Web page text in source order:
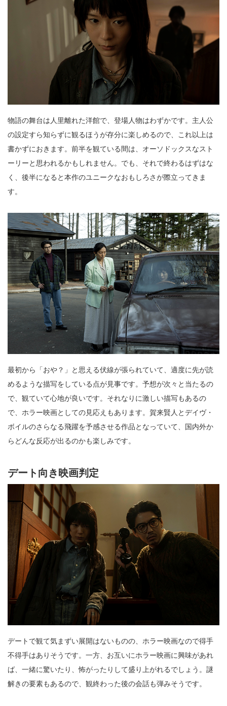
物語の舞台は人里離れた洋館で、登場人物はわずかです。主人公
の設定すら知らずに観るほうが存分に楽しめるので、これ以上は
書かずにおきます。前半を観ている間は、オーソドックスなスト
ーリーと思われるかもしれません。でも、それで終わるはずはな
く、後半になると本作のユニークなおもしろさが際立ってきま
す。
最初から「おや？」と思える伏線が張られていて、適度に先が読
めるような描写をしている点が見事です。予想が次々と当たるの
で、観ていて心地が良いです。それなりに激しい描写もあるの
で、ホラー映画としての見応えもあります。賀来賢人とデイヴ・
ボイルのさらなる飛躍を予感させる作品となっていて、国内外か
らどんな反応が出るのかも楽しみです。
デート向き映画判定
デートで観て気まずい展開はないものの、ホラー映画なので得手
不得手はありそうです。一方、お互いにホラー映画に興味があれ
ば、一緒に驚いたり、怖がったりして盛り上がれるでしょう。謎
解きの要素もあるので、観終わった後の会話も弾みそうです。